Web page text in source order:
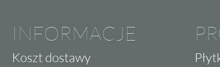
INFORMACJE
Koszt dostawy